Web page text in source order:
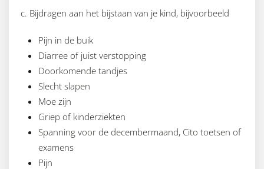
c. Bijdragen aan het bijstaan van je kind, bijvoorbeeld
Pijn in de buik
Diarree of juist verstopping
Doorkomende tandjes
Slecht slapen
Moe zijn
Griep of kinderziekten
Spanning voor de decembermaand, Cito toetsen of
examens
Pijn